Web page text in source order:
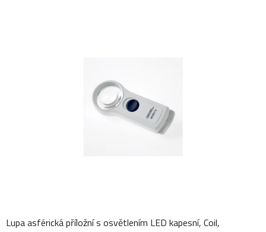
Lupa asférická příložní s osvětlením LED kapesní, Coil,